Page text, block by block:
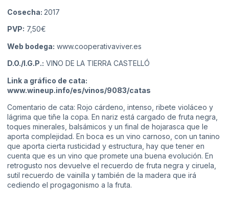
Cosecha: 2017
PVP: 7,50€
Web bodega: www.cooperativaviver.es
D.O./I.G.P.: VINO DE LA TIERRA CASTELLÓ
Link a gráfico de cata:
www.wineup.info/es/vinos/9083/catas
Comentario de cata: Rojo cárdeno, intenso, ribete violáceo y
lágrima que tiñe la copa. En nariz está cargado de fruta negra,
toques minerales, balsámicos y un final de hojarasca que le
aporta complejidad. En boca es un vino carnoso, con un tanino
que aporta cierta rusticidad y estructura, hay que tener en
cuenta que es un vino que promete una buena evolución. En
retrogusto nos devuelve el recuerdo de fruta negra y ciruela,
sutil recuerdo de vainilla y también de la madera que irá
cediendo el progagonismo a la fruta.